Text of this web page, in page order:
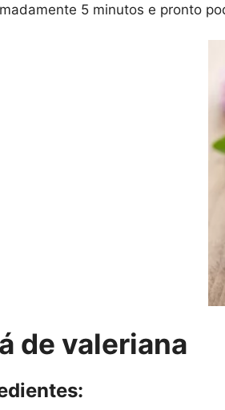
5 minutos e pronto
de valeriana